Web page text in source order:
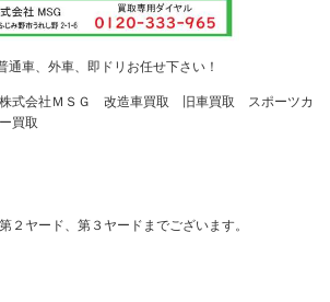
通車、外車、即ドリお任せ下さい！
株式会社ＭＳＧ 改造車買取 旧車買取 スポーツカ
ー買取
第２ヤード、第３ヤードまでございます。